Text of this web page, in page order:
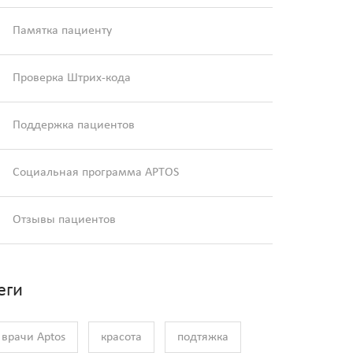
Памятка пациенту
Проверка Штрих-кода
Поддержка пациентов
Социальная программа APTOS
Отзывы пациентов
врачи Aptos красота подтяжка